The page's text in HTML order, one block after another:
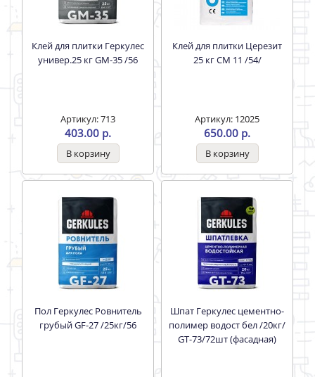
Клей для плитки Геркулес
универ.25 кг GM-35 /56
Артикул: 713
403.00 р.
Клей для плитки Церезит
25 кг СМ 11 /54/
Артикул: 12025
650.00 р.
Пол Геркулес Ровнитель
грубый GF-27 /25кг/56
Шпат Геркулес цементно-
полимер водост бел /20кг/
GT-73/72шт (фасадная)